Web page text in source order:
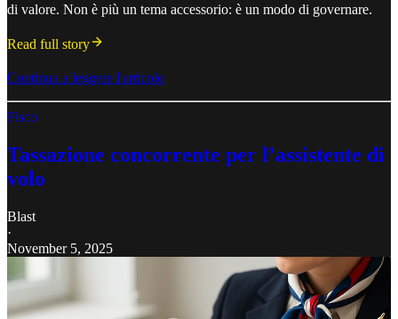
di valore. Non è più un tema accessorio: è un modo di governare.
Read full story
Continua a leggere l'articolo
Fisco
Tassazione concorrente per l’assistente di
volo
Blast
·
November 5, 2025